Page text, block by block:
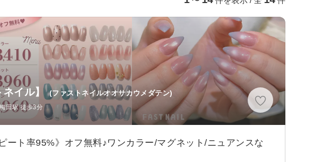
ネイル】 (ファストネイルオオサカウメダテン)
田駅 徒歩3分
ート率95%》オフ無料♪ワンカラー/マグネット/ニュアンスな